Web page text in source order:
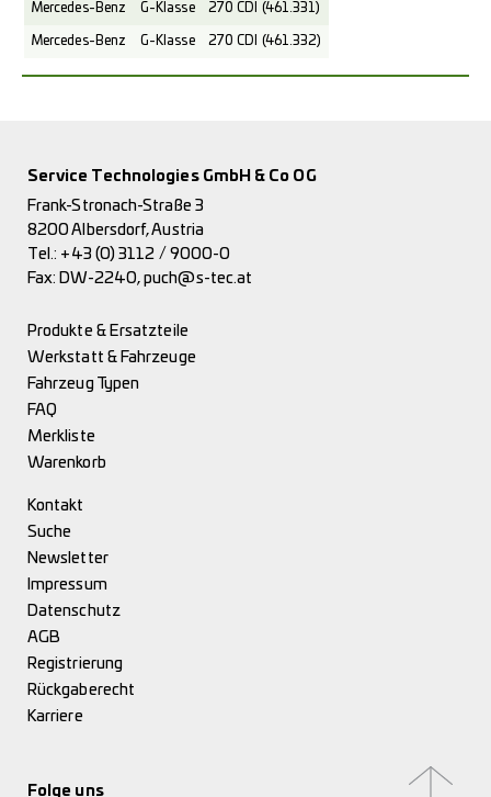
Mercedes-Benz G-Klasse 270 CDI (461.331)
Mercedes-Benz G-Klasse 270 CDI (461.332)
Service Technologies GmbH & Co OG
Frank-Stronach-Straße 3
8200 Albersdorf, Austria
Tel.: +43 (0) 3112 / 9000-0
Fax: DW-2240,puch@s-tec.at
Produkte & Ersatzteile
Werkstatt & Fahrzeuge
Fahrzeug Typen
FAQ
Merkliste
Warenkorb
Kontakt
Suche
Newsletter
Impressum
Datenschutz
AGB
Registrierung
Rückgaberecht
Karriere
Folge uns